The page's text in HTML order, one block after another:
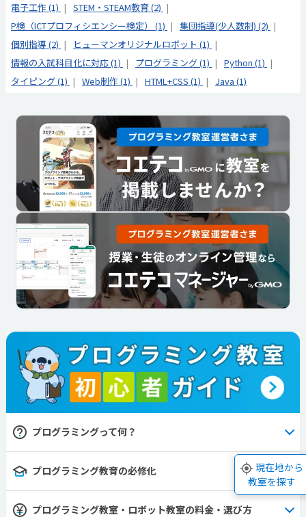
電子工作 (1)
STEM・STEAM教育 (2)
P検（ICTプロフィシエンシー検定） (1)
集団指導(少人数制) (2)
個別指導 (2)
ヒューマンオリジナルロボット (1)
情報の入試科目化に対応 (1)
プログラミング (1)
Python (1)
タイピング (1)
Web制作 (1) HTML+CSS (1) Java (1)
プログラミングって何？
プログラミング教育の必修化
プログラミング教室・ロボット教室の料金・選び方
現在地から
教室を探す